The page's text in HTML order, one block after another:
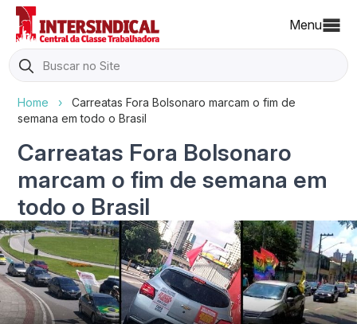
Menu
Search
for:
Home ›
Carreatas Fora Bolsonaro marcam o fim de
semana em todo o Brasil
Carreatas Fora Bolsonaro
marcam o fim de semana em
todo o Brasil